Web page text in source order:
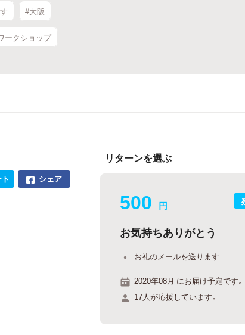
#大阪
ークショップ
シェア
リターンを選ぶ
500 円
お気持ちありがとう
お礼のメールを送ります
2020年08月 にお届け予定です。
17人が応援しています。